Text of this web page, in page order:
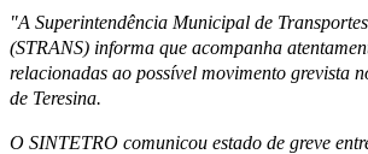
"A Superintendência Municipal de
(STRANS) informa que acompanha
relacionadas ao possível movimento grevista
de Teresina.
O SINTETRO comunicou estado de greve